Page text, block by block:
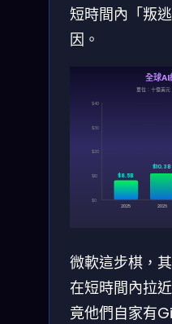
短時間內「叛
因。
全球AI
單位：十億美
2025 2026
$0
$10
$20
$30
$40
$8.5B
$10.3B
微軟這步棋，
在短時間內拉
竟他們自家有